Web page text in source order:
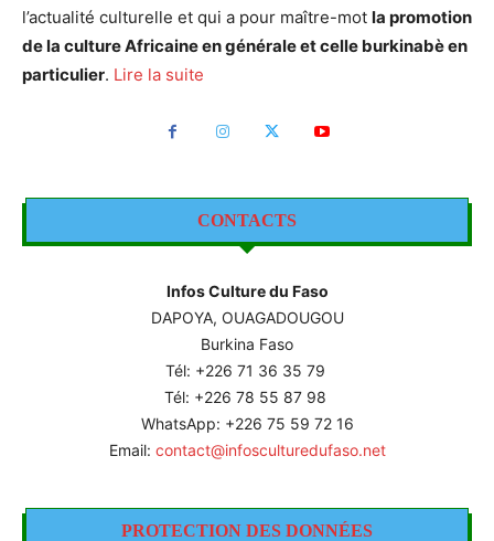
l’actualité culturelle et qui a pour maître-mot la promotion
de la culture Africaine en générale et celle burkinabè en
particulier. Lire la suite
CONTACTS
Infos Culture du Faso
DAPOYA, OUAGADOUGOU
Burkina Faso
Tél: +226 71 36 35 79
Tél: +226 78 55 87 98
WhatsApp: +226 75 59 72 16
Email: contact@infosculturedufaso.net
PROTECTION DES DONNÉES